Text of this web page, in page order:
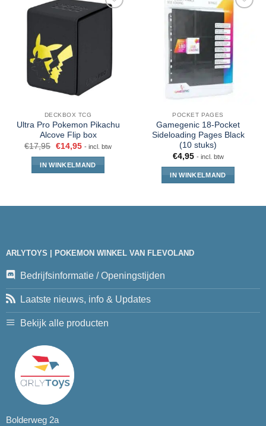
DECKBOX TCG
Ultra Pro Pokemon Pikachu
Alcove Flip box
€17,95 €14,95 - incl. btw
IN WINKELMAND
POCKET PAGES
Gamegenic 18-Pocket
Sideloading Pages Black
(10 stuks)
€4,95 - incl. btw
IN WINKELMAND
ARLYTOYS | POKEMON WINKEL VAN FLEVOLAND
Bedrijfsinformatie / Openingstijden
Laatste nieuws, info & Updates
Bekijk alle producten
Bolderweg 2a